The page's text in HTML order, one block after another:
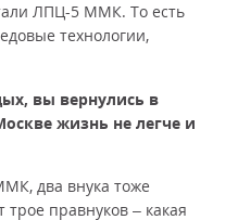
ЛПЦ-5 ММК. То есть
технологии,
вы вернулись в
жизнь не легче и
два внука тоже
трое правнуков – какая